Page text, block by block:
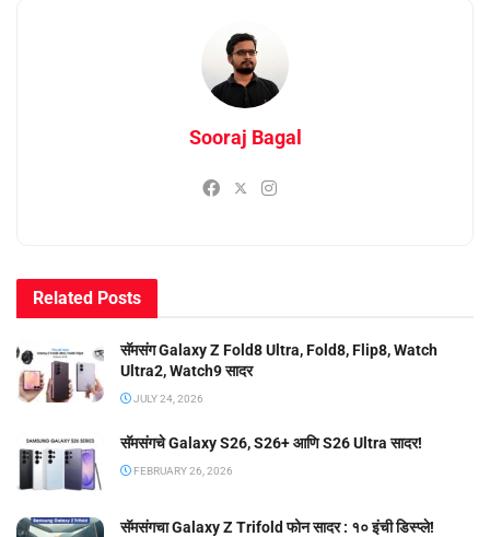
Sooraj Bagal
Related Posts
सॅमसंग Galaxy Z Fold8 Ultra, Fold8, Flip8, Watch
Ultra2, Watch9 सादर
JULY 24, 2026
सॅमसंगचे Galaxy S26, S26+ आणि S26 Ultra सादर!
FEBRUARY 26, 2026
सॅमसंगचा Galaxy Z Trifold फोन सादर : १० इंची डिस्प्ले!